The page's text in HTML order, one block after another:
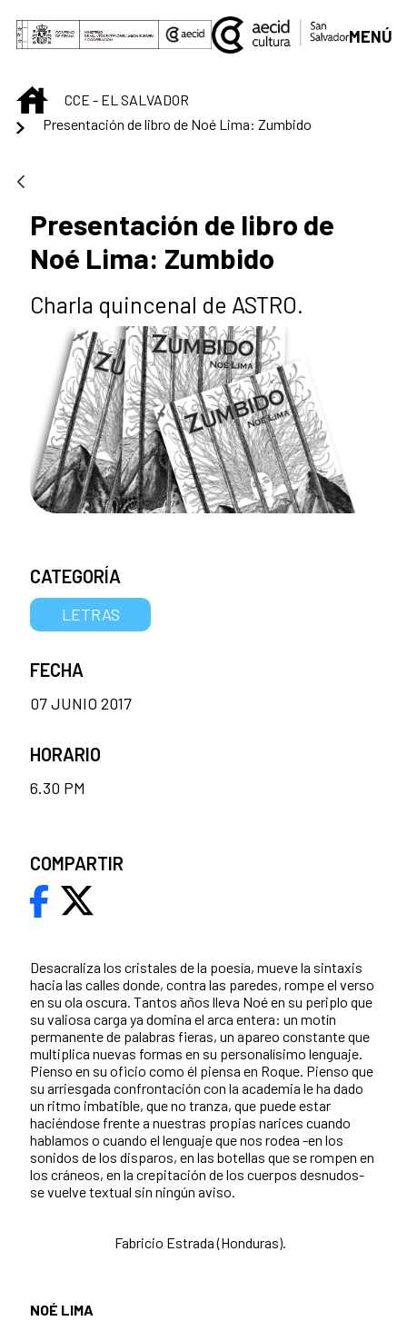
Saltar al contenido principal
MENÚ
INICIOCCE - EL SALVADOR
Presentación de libro de Noé Lima: Zumbido
Presentación de libro de
Noé Lima: Zumbido
Charla quincenal de ASTRO.
Desacraliza los cristales de la poesía, mueve la sintaxis
hacia las calles donde, contra las paredes, rompe el verso
en su ola oscura. Tantos años lleva Noé en su periplo que
su valiosa carga ya domina el arca entera: un motín
permanente de palabras fieras, un apareo constante que
multiplica nuevas formas en su personalísimo lenguaje.
Pienso en su oficio como él piensa en Roque. Pienso que
su arriesgada confrontación con la academia le ha dado
un ritmo imbatible, que no tranza, que puede estar
haciéndose frente a nuestras propias narices cuando
hablamos o cuando el lenguaje que nos rodea -en los
sonidos de los disparos, en las botellas que se rompen en
los cráneos, en la crepitación de los cuerpos desnudos-
se vuelve textual sin ningún aviso.
Fabricio Estrada (Honduras).
NOÉ LIMA
CATEGORÍA
LETRAS
FECHA
07 JUNIO 2017
HORARIO
6.30 PM
COMPARTIR